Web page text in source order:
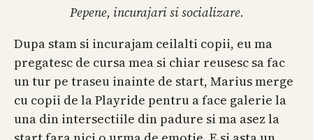
Pepene, incurajari si socializare.
Dupa stam si incurajam ceilalti copii, eu ma
pregatesc de cursa mea si chiar reusesc sa fac
un tur pe traseu inainte de start, Marius merge
cu copii de la Playride pentru a face galerie la
una din intersectiile din padure si ma asez la